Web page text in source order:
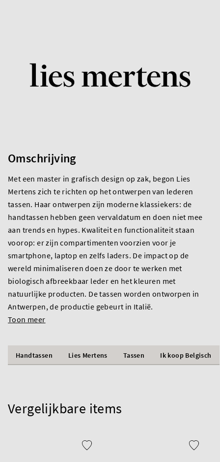
Omschrijving
Met een master in grafisch design op zak, begon Lies
Mertens zich te richten op het ontwerpen van lederen
tassen. Haar ontwerpen zijn moderne klassiekers: de
handtassen hebben geen vervaldatum en doen niet mee
aan trends en hypes. Kwaliteit en functionaliteit staan
voorop: er zijn compartimenten voorzien voor je
smartphone, laptop en zelfs laders. De impact op de
wereld minimaliseren doen ze door te werken met
biologisch afbreekbaar leder en het kleuren met
natuurlijke producten. De tassen worden ontworpen in
Antwerpen, de productie gebeurt in Italië.
Toon meer
Handtassen Lies Mertens Tassen Ik koop Belgisch
Vergelijkbare items